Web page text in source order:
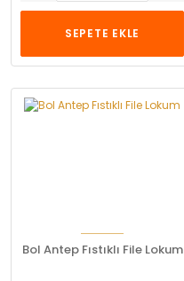
SEPETE EKLE
Bol Antep Fıstıklı File Lokum